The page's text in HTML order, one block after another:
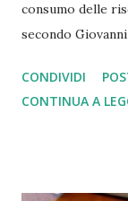
consumo delle
secondo
dovrebbe aiutare
nuove
CONDIVIDI
CONTINUA A